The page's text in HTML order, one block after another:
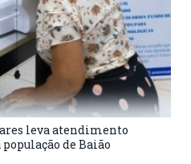
leva atendimento
de Baião